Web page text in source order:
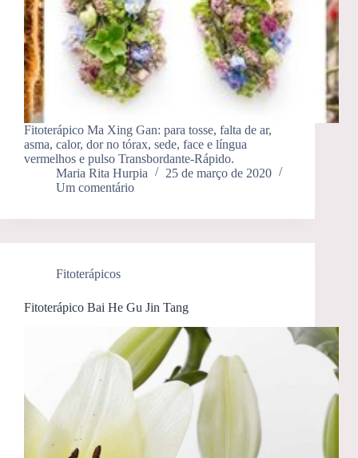
Fitoterápico Ma Xing Gan: para tosse, falta de ar,
asma, calor, dor no tórax, sede, face e língua
vermelhos e pulso Transbordante-Rápido.
Maria Rita Hurpia
25 de março de 2020
Um comentário
Fitoterápicos
Fitoterápico Bai He Gu Jin Tang